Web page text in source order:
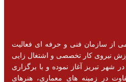
از سازمان فنی و حرفه ای فعالیت
هدف آموزش نیروی کار تخصصی و اشتغال زایی
تبریز آغاز نموده و با برگزاری
در زمینه های معماری، هنرهای